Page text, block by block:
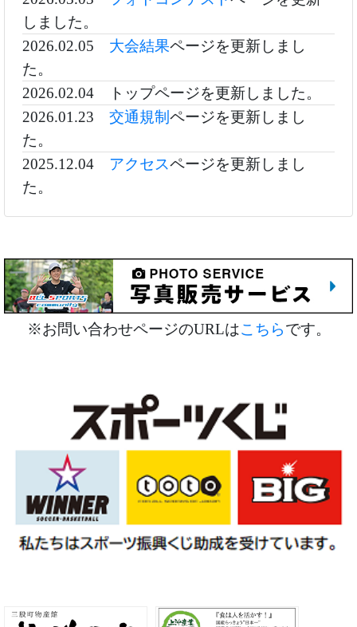
しました。
2026.02.05 大会結果ページを更新しまし
た。
2026.02.04 トップページを更新しました。
2026.01.23 交通規制 ページを更新しまし
た。
2025.12.04 アクセスページを更新しまし
た。
※お問い合わせページのURLはこちらです。